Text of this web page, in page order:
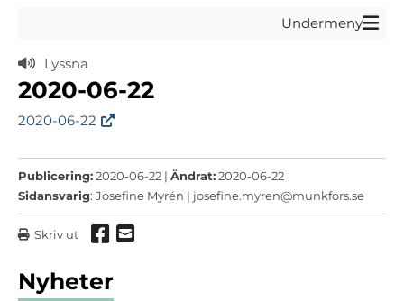
Undermeny
Lyssna
2020-06-22
2020-06-22
Publicering:2020-06-22 | Ändrat:2020-06-22
Sidansvarig: Josefine Myrén | josefine.myren@munkfors.se
Skriv ut Dela via Facebook
Dela via mail
Nyheter